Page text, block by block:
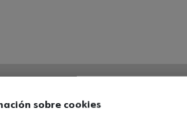
LOGÍSTICO / MUSEO
sobre cookies